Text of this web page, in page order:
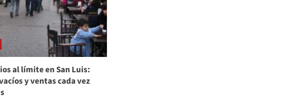
al límite en San Luis:
y ventas cada vez